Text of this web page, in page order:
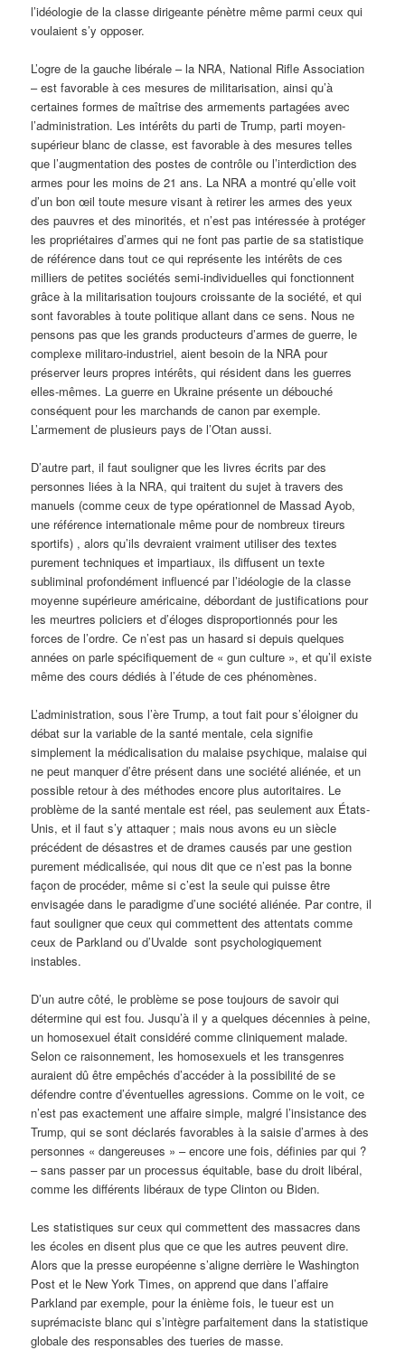
l’idéologie de la classe dirigeante pénètre même parmi ceux qui
voulaient s’y opposer.
L’ogre de la gauche libérale – la NRA, National Rifle Association
– est favorable à ces mesures de militarisation, ainsi qu’à
certaines formes de maîtrise des armements partagées avec
l’administration. Les intérêts du parti de Trump, parti moyen-
supérieur blanc de classe, est favorable à des mesures telles
que l’augmentation des postes de contrôle ou l’interdiction des
armes pour les moins de 21 ans. La NRA a montré qu’elle voit
d’un bon œil toute mesure visant à retirer les armes des yeux
des pauvres et des minorités, et n’est pas intéressée à protéger
les propriétaires d’armes qui ne font pas partie de sa statistique
de référence dans tout ce qui représente les intérêts de ces
milliers de petites sociétés semi-individuelles qui fonctionnent
grâce à la militarisation toujours croissante de la société, et qui
sont favorables à toute politique allant dans ce sens. Nous ne
pensons pas que les grands producteurs d’armes de guerre, le
complexe militaro-industriel, aient besoin de la NRA pour
préserver leurs propres intérêts, qui résident dans les guerres
elles-mêmes. La guerre en Ukraine présente un débouché
conséquent pour les marchands de canon par exemple.
L’armement de plusieurs pays de l’Otan aussi.
D’autre part, il faut souligner que les livres écrits par des
personnes liées à la NRA, qui traitent du sujet à travers des
manuels (comme ceux de type opérationnel de Massad Ayob,
une référence internationale même pour de nombreux tireurs
sportifs) , alors qu’ils devraient vraiment utiliser des textes
purement techniques et impartiaux, ils diffusent un texte
subliminal profondément influencé par l’idéologie de la classe
moyenne supérieure américaine, débordant de justifications pour
les meurtres policiers et d’éloges disproportionnés pour les
forces de l’ordre. Ce n’est pas un hasard si depuis quelques
années on parle spécifiquement de « gun culture », et qu’il existe
même des cours dédiés à l’étude de ces phénomènes.
L’administration, sous l’ère Trump, a tout fait pour s’éloigner du
débat sur la variable de la santé mentale, cela signifie
simplement la médicalisation du malaise psychique, malaise qui
ne peut manquer d’être présent dans une société aliénée, et un
possible retour à des méthodes encore plus autoritaires. Le
problème de la santé mentale est réel, pas seulement aux États-
Unis, et il faut s’y attaquer ; mais nous avons eu un siècle
précédent de désastres et de drames causés par une gestion
purement médicalisée, qui nous dit que ce n’est pas la bonne
façon de procéder, même si c’est la seule qui puisse être
envisagée dans le paradigme d’une société aliénée. Par contre, il
faut souligner que ceux qui commettent des attentats comme
ceux de Parkland ou d’Uvalde sont psychologiquement
instables.
D’un autre côté, le problème se pose toujours de savoir qui
détermine qui est fou. Jusqu’à il y a quelques décennies à peine,
un homosexuel était considéré comme cliniquement malade.
Selon ce raisonnement, les homosexuels et les transgenres
auraient dû être empêchés d’accéder à la possibilité de se
défendre contre d’éventuelles agressions. Comme on le voit, ce
n’est pas exactement une affaire simple, malgré l’insistance des
Trump, qui se sont déclarés favorables à la saisie d’armes à des
personnes « dangereuses » – encore une fois, définies par qui ?
– sans passer par un processus équitable, base du droit libéral,
comme les différents libéraux de type Clinton ou Biden.
Les statistiques sur ceux qui commettent des massacres dans
les écoles en disent plus que ce que les autres peuvent dire.
Alors que la presse européenne s’aligne derrière le Washington
Post et le New York Times, on apprend que dans l’affaire
Parkland par exemple, pour la énième fois, le tueur est un
suprémaciste blanc qui s’intègre parfaitement dans la statistique
globale des responsables des tueries de masse.